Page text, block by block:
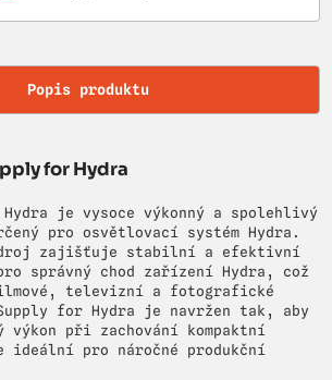
Popis produktu
for Hydra
je vysoce výkonný a spolehlivý
pro osvětlovací systém Hydra.
zajišťuje stabilní a efektivní
správný chod zařízení Hydra, což
televizní a fotografické
for Hydra je navržen tak, aby
výkon při zachování kompaktní
pro náročné produkční